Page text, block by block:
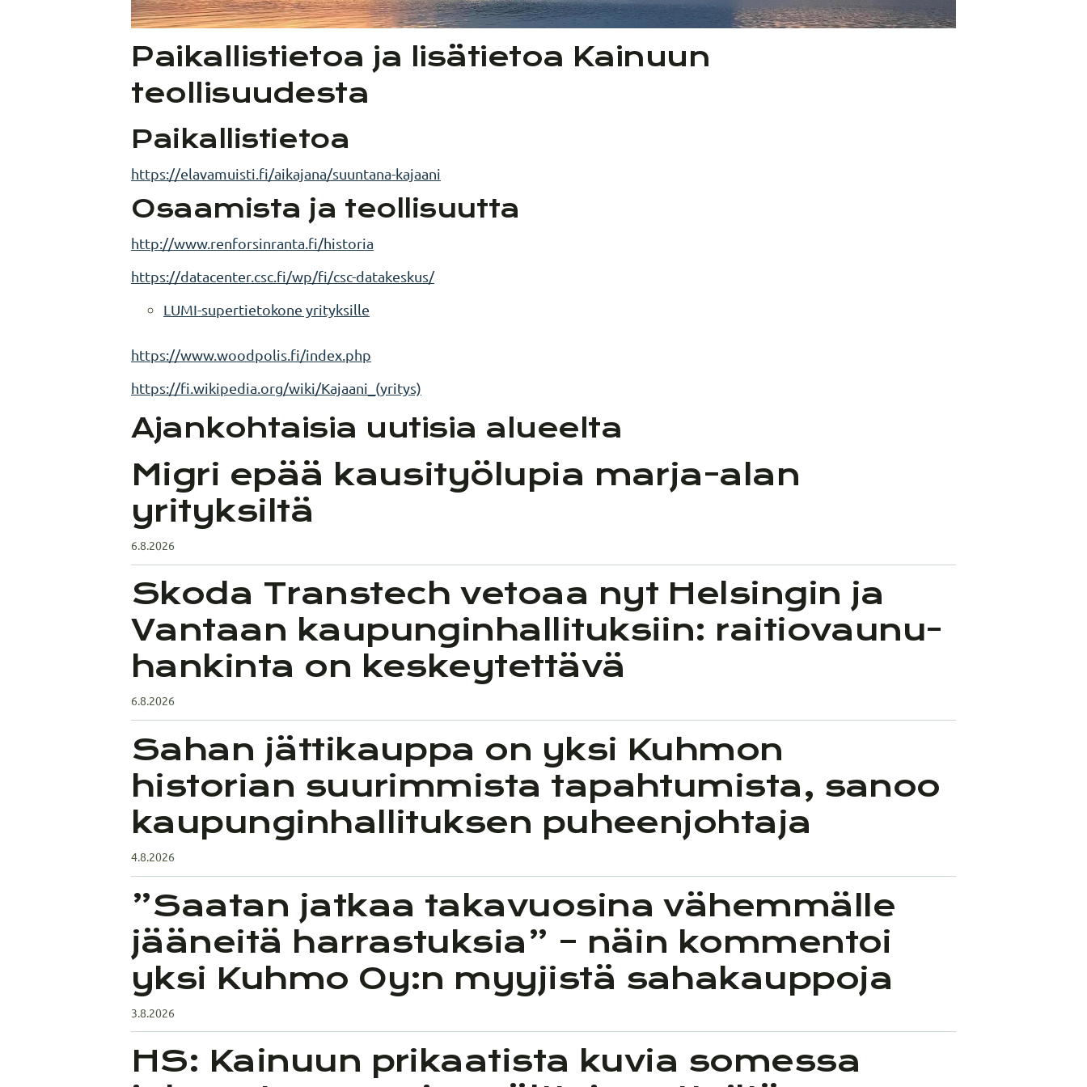
Paikallistietoa ja lisätietoa Kainuun
teollisuudesta
Paikallistietoa
https://elavamuisti.fi/aikajana/suuntana-kajaani
Osaamista ja teollisuutta
http://www.renforsinranta.fi/historia
https://datacenter.csc.fi/wp/fi/csc-datakeskus/
LUMI-supertietokone yrityksille
https://www.woodpolis.fi/index.php
https://fi.wikipedia.org/wiki/Kajaani_(yritys)
Ajankohtaisia uutisia alueelta
Migri epää kausityölupia marja-alan
yrityksiltä
6.8.2026
Skoda Transtech vetoaa nyt Helsingin ja
Vantaan kaupungin­hallituksiin: raitiovaunu­
hankinta on keskeytettävä
6.8.2026
Sahan jättikauppa on yksi Kuhmon
historian suurimmista tapahtumista, sanoo
kaupungin­hallituksen puheenjohtaja
4.8.2026
”Saatan jatkaa takavuosina vähemmälle
jääneitä harrastuksia” – näin kommentoi
yksi Kuhmo Oy:n myyjistä sahakauppoja
3.8.2026
HS: Kainuun prikaatista kuvia somessa